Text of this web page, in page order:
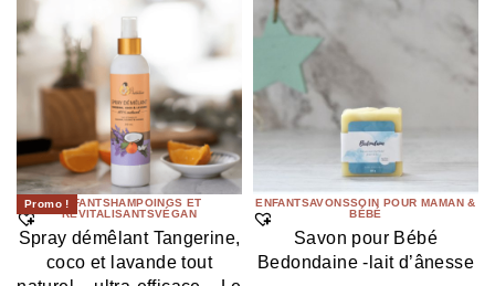
Promo !ENFANTSHAMPOINGS ET
REVITALISANTSVÉGAN
Spray démêlant Tangerine,
coco et lavande tout
ENFANTSAVONSSOIN POUR MAMAN &
BÉBÉ
Savon pour Bébé
Bedondaine -lait d’ânesse